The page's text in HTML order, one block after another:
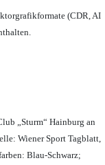
(CDR, AI
„Sturm“ Hainburg an
Wiener Sport Tagblatt,
Blau-Schwarz;